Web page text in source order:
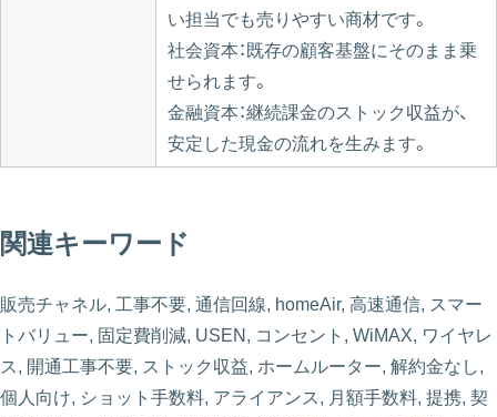
い担当でも売りやすい商材です。
社会資本：既存の顧客基盤にそのまま乗
せられます。
金融資本：継続課金のストック収益が、
安定した現金の流れを生みます。
関連キーワード
販売チャネル, 工事不要, 通信回線, homeAir, 高速通信, スマー
トバリュー, 固定費削減, USEN, コンセント, WiMAX, ワイヤレ
ス, 開通工事不要, ストック収益, ホームルーター, 解約金なし,
個人向け, ショット手数料, アライアンス, 月額手数料, 提携, 契